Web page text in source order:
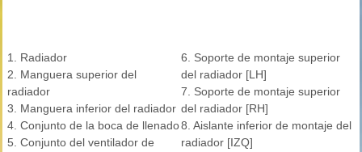
1. Radiador
2. Manguera superior del
radiador
3. Manguera inferior del radiador
4. Conjunto de la boca de llenado
5. Conjunto del ventilador de
6. Soporte de montaje superior
del radiador [LH]
7. Soporte de montaje superior
del radiador [RH]
8. Aislante inferior de montaje del
radiador [IZQ]